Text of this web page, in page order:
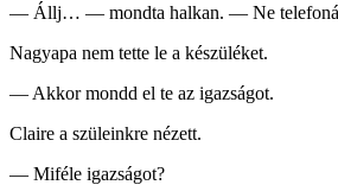
— Állj… — mondta halkan. — Ne
Nagyapa nem tette le a készüléket.
— Akkor mondd el te az igazságot.
Claire a szüleinkre nézett.
— Miféle igazságot?